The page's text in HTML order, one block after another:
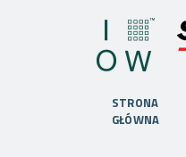
STRONA
GŁÓWNA